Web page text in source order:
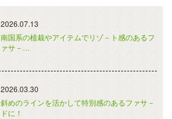
2026.07.13
南国系の植栽やアイテムでリゾ－ト感のあるフ
ァサ－…
2026.03.30
斜めのラインを活かして特別感のあるファサ－
ドに！